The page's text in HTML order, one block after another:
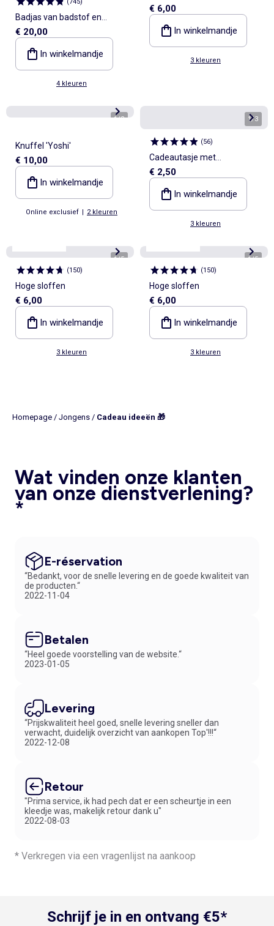
Badjas van badstof en
katoengaas - Kiabi Home
€ 20,00
In winkelmandje
4 kleuren
€ 6,00
In winkelmandje
3 kleuren
1/2
Knuffel 'Yoshi'
€ 10,00
In winkelmandje
Online exclusief | 2 kleuren
1/3
(56)
Cadeautasje met
hartjesprint
€ 2,50
In winkelmandje
3 kleuren
1/5
(150)
Hoge sloffen
€ 6,00
In winkelmandje
3 kleuren
1/5
(150)
Hoge sloffen
€ 6,00
In winkelmandje
3 kleuren
Homepage / Jongens / Cadeau ideeën 🎁
Wat vinden onze klanten
van onze dienstverlening?
*
E-réservation
“Bedankt, voor de snelle levering en de goede kwaliteit van
de producten.“
2022-11-04
Betalen
“Heel goede voorstelling van de website.“
2023-01-05
Levering
“Prijskwaliteit heel goed, snelle levering sneller dan
verwacht, duidelijk overzicht van aankopen Top'!!!“
2022-12-08
Retour
"Prima service, ik had pech dat er een scheurtje in een
kleedje was, makelijk retour dank u"
2022-08-03
* Verkregen via een vragenlijst na aankoop
Schrijf je in en ontvang €5*